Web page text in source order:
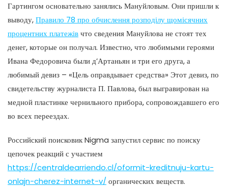
Гартингом основательно занялись Мануйловым. Они пришли к
выводу,Правило 78 про обчислення розподілу щомісячних
процентних платежівчто сведения Мануйлова не стоят тех
денег, которые он получал. Известно, что любимыми героями
Ивана Федоровича были д’Артаньян и три его друга, а
любимый девиз – «Цель оправдывает средства» Этот девиз, по
свидетельству журналиста П. Павлова, был выгравирован на
медной пластинке чернильного прибора, сопровождавшего его
во всех переездах.
Российский поисковик Nigma запустил сервис по поиску
цепочек реакций с участием
https://centraldearriendo.cl/oformit-kreditnuju-kartu-
onlajn-cherez-internet-v/ органических веществ.